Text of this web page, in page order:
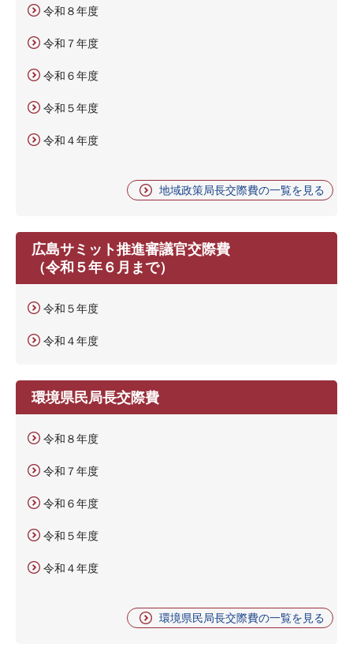
令和８年度
令和７年度
令和６年度
令和５年度
令和４年度
地域政策局長交際費の一覧を見る
広島サミット推進審議官交際費
（令和５年６月まで）
令和５年度
令和４年度
環境県民局長交際費
令和８年度
令和７年度
令和６年度
令和５年度
令和４年度
環境県民局長交際費の一覧を見る